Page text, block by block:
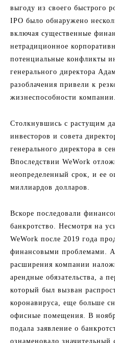
выгоду из своего быстрого
IPO было обнаружено
включая существенные
нетрадиционное
потенциальные конфликты
генерального директора
разоблачения привели к
жизнеспособности компании.
Столкнувшись с растущим
инвесторов и совета
генерального директора в
Впоследствии WeWork
неопределенный срок, и ее
миллиардов долларов.
Вскоре последовали
банкротство. Несмотря на
WeWork после 2019 года
финансовыми проблемами.
расширения компании
арендные обязательства, а
который был вызван
коронавируса, еще больше
офисные помещения. В
подала заявление о
ознаменовало